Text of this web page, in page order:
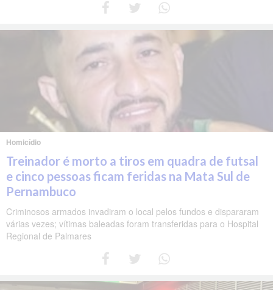
Homicídio
Treinador é morto a tiros em quadra de futsal
e cinco pessoas ficam feridas na Mata Sul de
Pernambuco
Criminosos armados invadiram o local pelos fundos e dispararam
várias vezes; vítimas baleadas foram transferidas para o Hospital
Regional de Palmares